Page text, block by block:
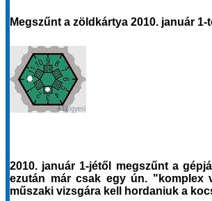
Megszűnt a zöldkártya 2010. január 1-
2010. január 1-jétől megszűnt a
ezután már csak egy ún. "komplex
műszaki vizsgára kell hordaniuk a